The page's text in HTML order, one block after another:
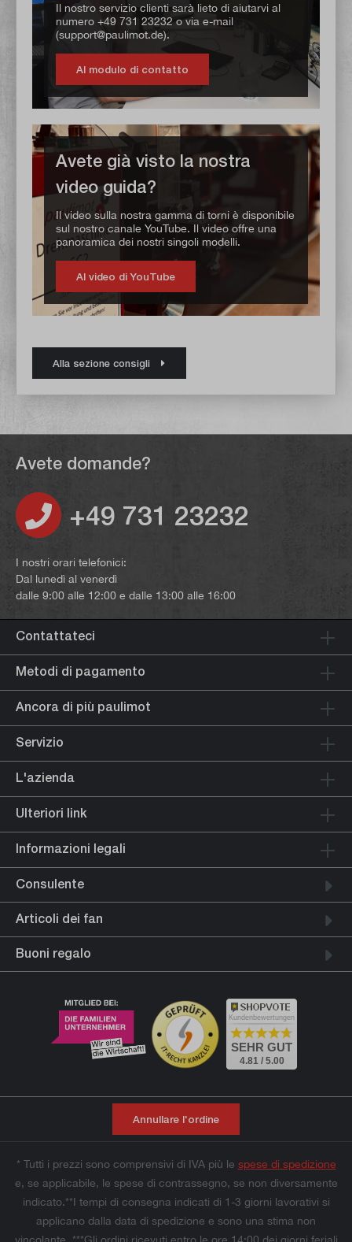
Il nostro servizio clienti sarà lieto di aiutarvi al
numero +49 731 23232 o via e-mail
(support@paulimot.de).
Al modulo di contatto
Avete già visto la nostra
video guida?
Il video sulla nostra gamma di torni è disponibile
sul nostro canale YouTube. Il video offre una
panoramica dei nostri singoli modelli.
Al video di YouTube
Alla sezione consigli
Avete domande?
+49 731 23232
I nostri orari telefonici:
Dal lunedì al venerdì
dalle 9:00 alle 12:00 e dalle 13:00 alle 16:00
Contattateci
Metodi di pagamento
Ancora di più paulimot
Servizio
L'azienda
Ulteriori link
Informazioni legali
Consulente
Articoli dei fan
Buoni regalo
Kundenbewertungen
SEHR GUT
4.81 / 5.00
Annullare l'ordine
* Tutti i prezzi sono comprensivi di IVA più le spese di spedizione
e, se applicabile, le spese di contrassegno, se non diversamente
indicato.**I tempi di consegna indicati di 1-3 giorni lavorativi si
applicano dalla data di spedizione e sono una stima non